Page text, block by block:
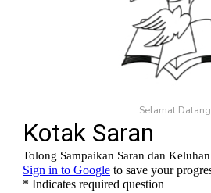
Selamat Datang